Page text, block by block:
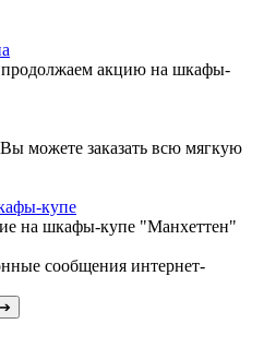
продолжаем акцию на шкафы-
можете заказать всю мягкую
купе
на шкафы-купе "Манхеттен"
сообщения интернет-